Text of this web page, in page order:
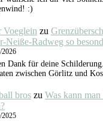
:)
Voeglein zu
Neiße-Radweg so
2026
Dank für deine
zwischen Görlitz und
bros zu Was kann
2025